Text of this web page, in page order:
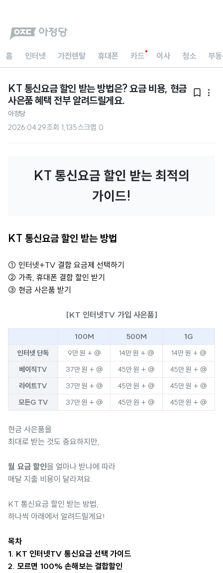
홈 인터넷 가전렌탈 휴대폰 카드 이사 청소 부
KT 통신요금 할인 받는 방법은? 요금 비용, 현금
사은품 혜택 전부 알려드릴게요.
 
아정당
2026.04.29조회 1,135스크랩 0
KT 통신요금 할인 받는 최적의
가이드!
KT 통신요금 할인 받는 방법
① 인터넷+TV 결합 요금제 선택하기
② 가족, 휴대폰 결합 할인 받기
③ 현금 사은품 받기
[KT 인터넷TV 가입 사은품]
100M 500M
1G
인터넷 단독
9만 원 + @ 14만 원 + @
14만 원 + @
베이직TV
37만 원 + @ 45만 원 + @
45만 원 + @
라이트TV
37만 원 + @ 45만 원 + @
45만 원 + @
모든G TV
37만 원 + @ 45만 원 + @ 45만 원 + @
현금 사은품을
최대로 받는 것도 중요하지만,
월 요금 할인을 얼마나 받냐에 따라
매달 지출 비용이 달라져요.
KT 통신요금 할인 받는 방법,
하나씩 아래에서 알려드릴게요!
목차
1. KT 인터넷TV 통신요금 선택 가이드
2. 모르면 100% 손해보는 결합할인